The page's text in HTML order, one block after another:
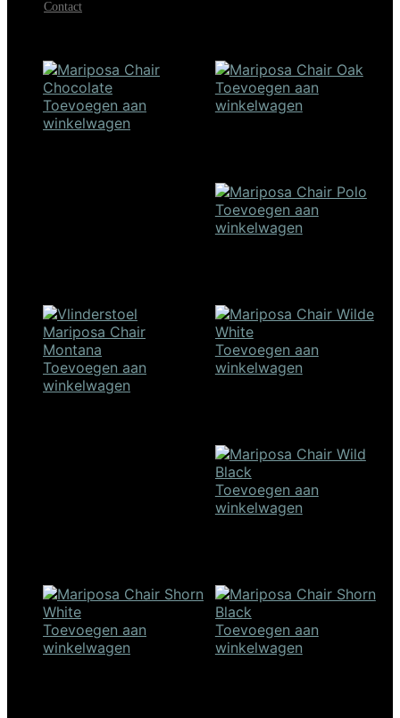
Contact
Toevoegen aan
winkelwagen
Toevoegen aan
winkelwagen
Toevoegen aan
winkelwagen
Toevoegen aan
winkelwagen
Toevoegen aan
winkelwagen
Toevoegen aan
winkelwagen
Toevoegen aan
winkelwagen
Toevoegen aan
winkelwagen